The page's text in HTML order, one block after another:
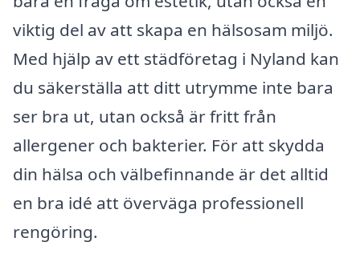
viktig del av att skapa en hälsosam miljö.
Med hjälp av ett städföretag i Nyland kan
du säkerställa att ditt utrymme inte bara
ser bra ut, utan också är fritt från
allergener och bakterier. För att skydda
din hälsa och välbefinnande är det alltid
en bra idé att överväga professionell
rengöring.